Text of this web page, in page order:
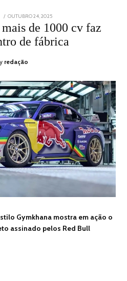
POSTED
OUTUBRO 24, 2025OUTUBRO
23,
2025
de 1000 cv faz
de fábrica
redação
Gymkhana mostra em ação o
assinado pelos Red Bull